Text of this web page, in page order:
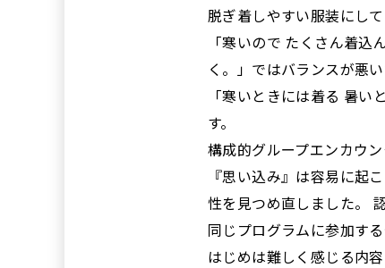
脱ぎ着しやすい服装にし
「寒いので たくさん着
く。」ではバランスが悪い
「寒いときには着る 暑
す。
構成的グループエンカウ
『思い込み』は容易に起
性を見つめ直しました。
同じプログラムに参加す
はじめは難しく感じる内